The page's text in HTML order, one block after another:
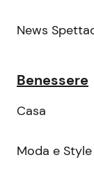
News
Benessere
Casa
Moda e Style